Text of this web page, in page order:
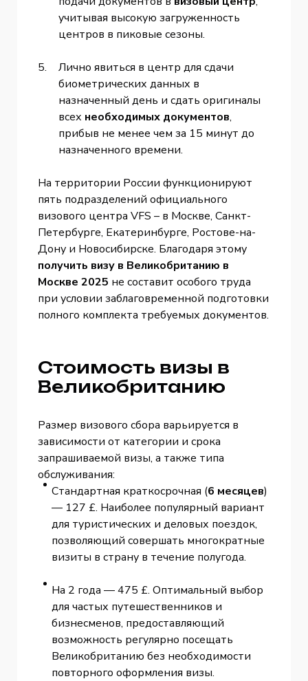
учитывая высокую загруженность
центров в пиковые сезоны.
Лично явиться в центр для сдачи
биометрических данных в
назначенный день и сдать оригиналы
всех необходимых документов,
прибыв не менее чем за 15 минут до
назначенного времени.
На территории России функционируют
пять подразделений официального
визового центра VFS – в Москве, Санкт-
Петербурге, Екатеринбурге, Ростове-на-
Дону и Новосибирске. Благодаря этому
получить визу в Великобританию в
Москве 2025 не составит особого труда
при условии заблаговременной подготовки
полного комплекта требуемых документов.
Стоимость визы в
Великобританию
Размер визового сбора варьируется в
зависимости от категории и срока
запрашиваемой визы, а также типа
обслуживания:
Стандартная краткосрочная (6 месяцев)
— 127 £. Наиболее популярный вариант
для туристических и деловых поездок,
позволяющий совершать многократные
визиты в страну в течение полугода.
На 2 года — 475 £. Оптимальный выбор
для частых путешественников и
бизнесменов, предоставляющий
возможность регулярно посещать
Великобританию без необходимости
повторного оформления визы.